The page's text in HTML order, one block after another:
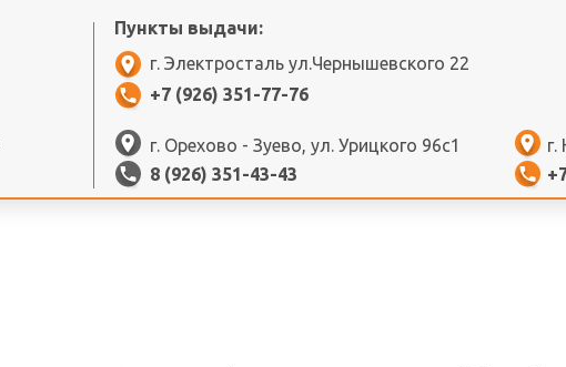
г. Орехово - Зуево, ул. Урицкого 96с1
8 (926) 351-43-43
г. Электросталь ул.Чернышевского 22
Пункты выдачи:
+7 (926) 351-77-76